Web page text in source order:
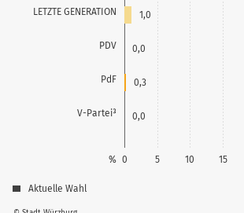
LETZTE GENERATION
PDV
PdF
V-Partei³
0 5 10 15
%
1,0
0,0
0,3
0,0
Aktuelle Wahl